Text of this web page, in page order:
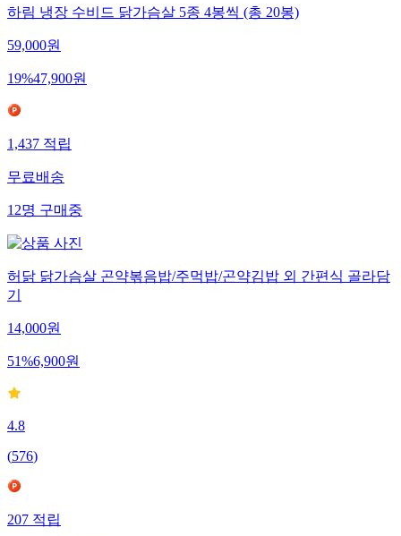
하림 냉장 수비드 닭가슴살 5종 4봉씩 (총 20봉)
59,000원
19%47,900원
1,437적립
무료배송
12명구매중
허닭 닭가슴살 곤약볶음밥/주먹밥/곤약김밥 외 간편식 골라담
기
14,000원
51%6,900원
4.8
(576)
207적립